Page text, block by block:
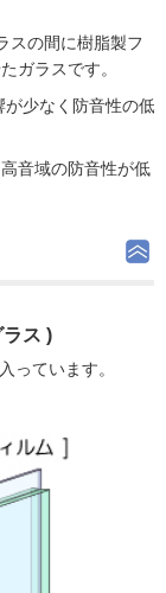
スの間に樹脂製フ
ガラスです。
少なく防音性の低
音域の防音性が低
ス )
っています。